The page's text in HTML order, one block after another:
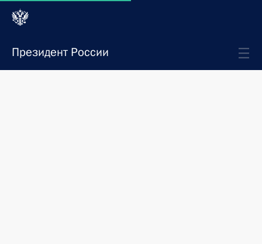
Президент России